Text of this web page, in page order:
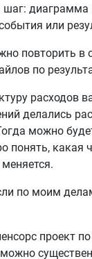
диаграмма
или
повторить в
по
расходов
делались
можно
понять, какая
по моим
проект